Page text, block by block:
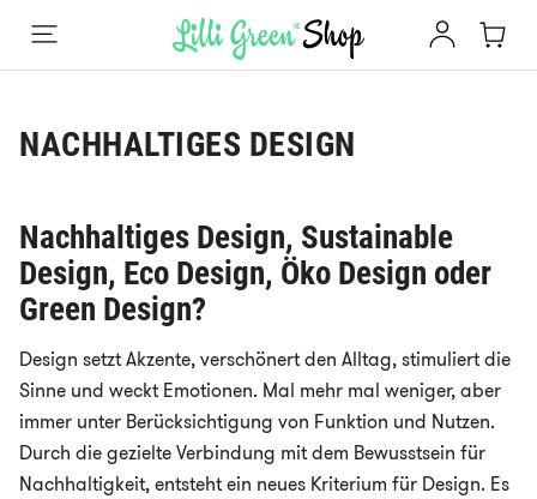
NACHHALTIGES DESIGN
Nachhaltiges Design, Sustainable
Design, Eco Design, Öko Design oder
Green Design?
Design setzt Akzente, verschönert den Alltag, stimuliert die
Sinne und weckt Emotionen. Mal mehr mal weniger, aber
immer unter Berücksichtigung von Funktion und Nutzen.
Durch die gezielte Verbindung mit dem Bewusstsein für
Nachhaltigkeit, entsteht ein neues Kriterium für Design. Es